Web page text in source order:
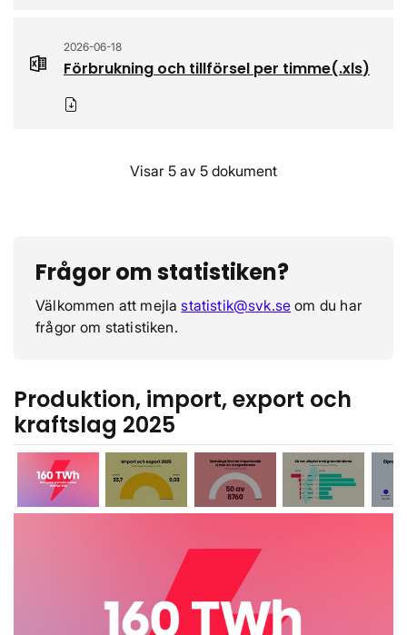
2026-06-18
Förbrukning och tillförsel per timme(.xls)
Visar 5 av 5 dokument
Frågor om statistiken?
Välkommen att mejla statistik@svk.se om du har
frågor om statistiken.
Produktion, import, export och
kraftslag 2025